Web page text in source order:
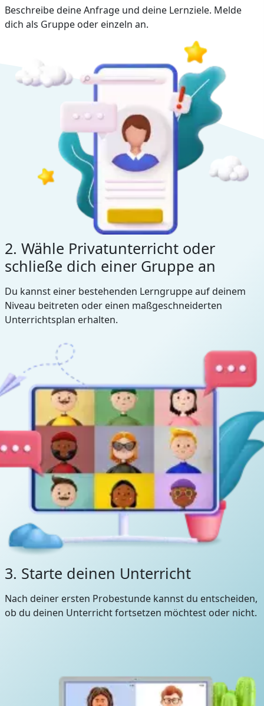
Beschreibe deine Anfrage und deine Lernziele. Melde
dich als Gruppe oder einzeln an.
2. Wähle Privatunterricht oder
schließe dich einer Gruppe an
Du kannst einer bestehenden Lerngruppe auf deinem
Niveau beitreten oder einen maßgeschneiderten
Unterrichtsplan erhalten.
3. Starte deinen Unterricht
Nach deiner ersten Probestunde kannst du entscheiden,
ob du deinen Unterricht fortsetzen möchtest oder nicht.